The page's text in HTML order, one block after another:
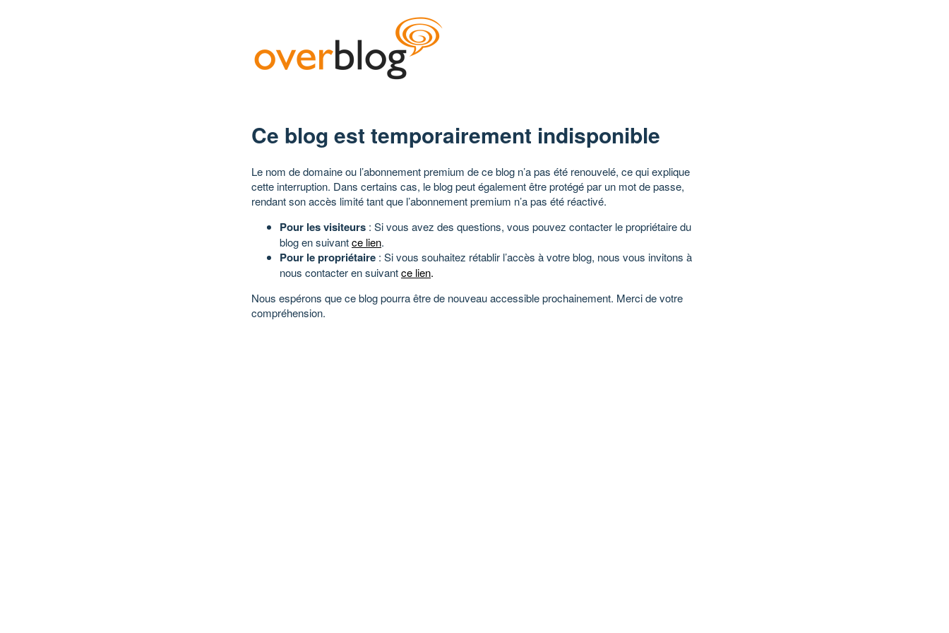
Ce blog est temporairement indisponible
Le nom de domaine ou l’abonnement premium de ce blog n’a pas été renouvelé, ce qui explique
cette interruption. Dans certains cas, le blog peut également être protégé par un mot de passe,
rendant son accès limité tant que l’abonnement premium n’a pas été réactivé.
Pour les visiteurs : Si vous avez des questions, vous pouvez contacter le propriétaire du
blog en suivantce lien.
Pour le propriétaire : Si vous souhaitez rétablir l’accès à votre blog, nous vous invitons à
nous contacter en suivantce lien.
Nous espérons que ce blog pourra être de nouveau accessible prochainement. Merci de votre
compréhension.